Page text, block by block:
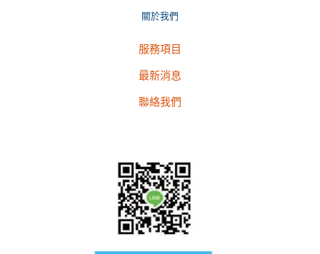
關於我們
服務項目
最新消息
聯絡我們